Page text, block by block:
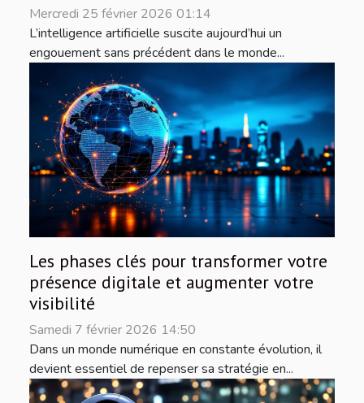
Mercredi 25 février 2026 01:14
L’intelligence artificielle suscite aujourd’hui un
engouement sans précédent dans le monde...
Les phases clés pour transformer votre
présence digitale et augmenter votre
visibilité
Samedi 7 février 2026 14:50
Dans un monde numérique en constante évolution, il
devient essentiel de repenser sa stratégie en...